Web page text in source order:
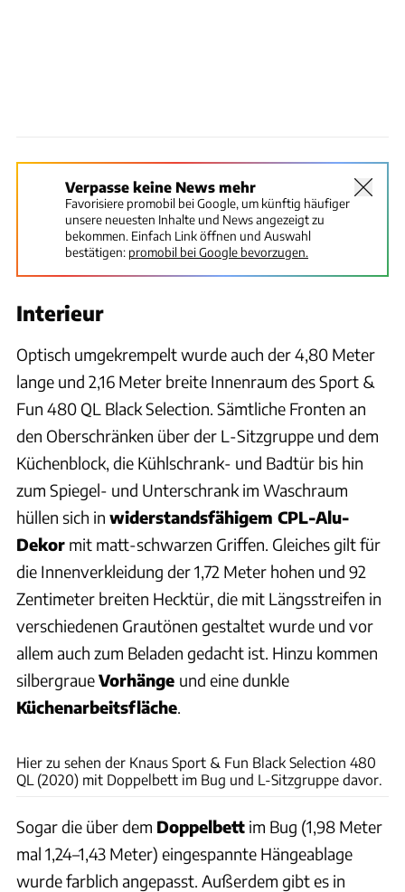
Verpasse keine News mehr
Favorisiere promobil bei Google, um künftig häufiger
unsere neuesten Inhalte und News angezeigt zu
bekommen. Einfach Link öffnen und Auswahl
bestätigen: promobil bei Google bevorzugen.
Interieur
Optisch umgekrempelt wurde auch der 4,80 Meter
lange und 2,16 Meter breite Innenraum des Sport &
Fun 480 QL Black Selection. Sämtliche Fronten an
den Oberschränken über der L-Sitzgruppe und dem
Küchenblock, die Kühlschrank- und Badtür bis hin
zum Spiegel- und Unterschrank im Waschraum
hüllen sich in widerstandsfähigem CPL-Alu-
Dekor mit matt-schwarzen Griffen. Gleiches gilt für
die Innenverkleidung der 1,72 Meter hohen und 92
Zentimeter breiten Hecktür, die mit Längsstreifen in
verschiedenen Grautönen gestaltet wurde und vor
allem auch zum Beladen gedacht ist. Hinzu kommen
silbergraueVorhänge und eine dunkle
Küchenarbeitsfläche.
Hier zu sehen der Knaus Sport & Fun Black Selection 480
QL (2020) mit Doppelbett im Bug und L-Sitzgruppe davor.
Sogar die über dem Doppelbett im Bug (1,98 Meter
mal 1,24–1,43 Meter) eingespannte Hängeablage
wurde farblich angepasst. Außerdem gibt es in